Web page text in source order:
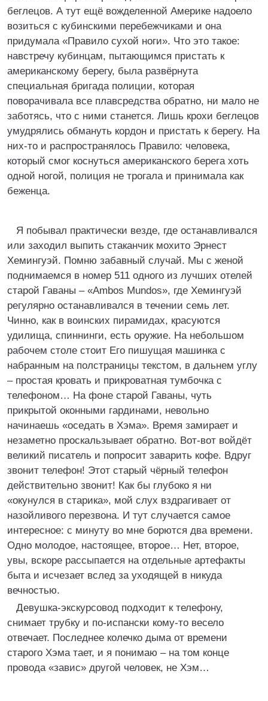
беглецов. А тут ещё вожделенной Америке надоело
возиться с кубинскими перебежчиками и она
придумала «Правило сухой ноги». Что это такое:
навстречу кубинцам, пытающимся пристать к
американскому берегу, была развёрнута
специальная бригада полиции, которая
поворачивала все плавсредства обратно, ни мало не
заботясь, что с ними станется. Лишь крохи беглецов
умудрялись обмануть кордон и пристать к берегу. На
них-то и распространялось Правило: человека,
который смог коснуться американского берега хоть
одной ногой, полиция не трогала и принимала как
беженца.
Я побывал практически везде, где останавливался
или заходил выпить стаканчик мохито Эрнест
Хемингуэй. Помню забавный случай. Мы с женой
поднимаемся в номер 511 одного из лучших отелей
старой Гаваны – «Ambos Mundos», где Хемингуэй
регулярно останавливался в течении семь лет.
Чинно, как в воинских пирамидах, красуются
удилища, спиннинги, есть оружие. На небольшом
рабочем столе стоит Его пишущая машинка с
набранным на полстраницы текстом, в дальнем углу
– простая кровать и прикроватная тумбочка с
телефоном… На фоне старой Гаваны, чуть
прикрытой оконными гардинами, невольно
начинаешь «оседать в Хэма». Время замирает и
незаметно проскальзывает обратно. Вот-вот войдёт
великий писатель и попросит заварить кофе. Вдруг
звонит телефон! Этот старый чёрный телефон
действительно звонит! Как бы глубоко я ни
«окунулся в старика», мой слух вздрагивает от
назойливого перезвона. И тут случается самое
интересное: с минуту во мне борются два времени.
Одно молодое, настоящее, второе… Нет, второе,
увы, вскоре рассыпается на отдельные артефакты
быта и исчезает вслед за уходящей в никуда
вечностью.
Девушка-экскурсовод подходит к телефону,
снимает трубку и по-испански кому-то весело
отвечает. Последнее колечко дыма от времени
старого Хэма тает, и я понимаю – на том конце
провода «завис» другой человек, не Хэм…